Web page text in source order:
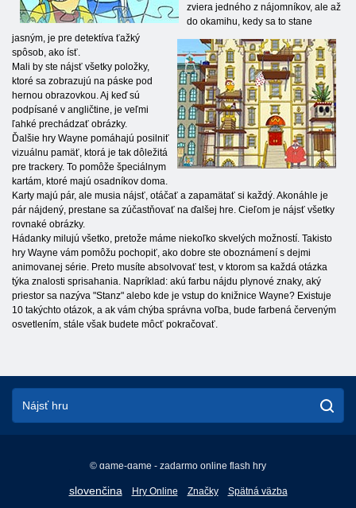
zviera jedného z nájomníkov, ale až
do okamihu, kedy sa to stane
jasným, je pre detektíva ťažký
spôsob, ako ísť.
Mali by ste nájsť všetky položky,
ktoré sa zobrazujú na páske pod
hernou obrazovkou. Aj keď sú
podpísané v angličtine, je veľmi
ľahké prechádzať obrázky.
Ďalšie hry Wayne pomáhajú posilniť
vizuálnu pamäť, ktorá je tak dôležitá
pre trackery. To pomôže špeciálnym
kartám, ktoré majú osadníkov doma.
Karty majú pár, ale musia nájsť, otáčať a zapamätať si každý. Akonáhle je
pár nájdený, prestane sa zúčastňovať na ďalšej hre. Cieľom je nájsť všetky
rovnaké obrázky.
Hádanky milujú všetko, pretože máme niekoľko skvelých možností. Takisto
hry Wayne vám pomôžu pochopiť, ako dobre ste oboznámení s dejmi
animovanej série. Preto musíte absolvovať test, v ktorom sa každá otázka
týka znalosti sprisahania. Napríklad: akú farbu nájdu plynové znaky, aký
priestor sa nazýva "Stanz" alebo kde je vstup do knižnice Wayne? Existuje
10 takýchto otázok, a ak vám chýba správna voľba, bude farbená červeným
osvetlením, stále však budete môcť pokračovať.
© game-game - zadarmo online flash hry
slovenčina
English
Hry Online Značky Spätná väzba